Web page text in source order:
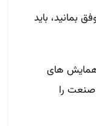
بمانید، باید
همایش های
صنعت را